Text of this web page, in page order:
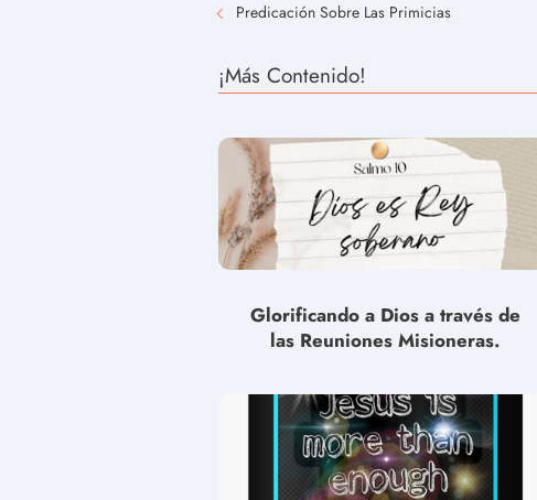
Predicación Sobre Las Primicias
¡Más Contenido!
Glorificando a Dios a través de
las Reuniones Misioneras.